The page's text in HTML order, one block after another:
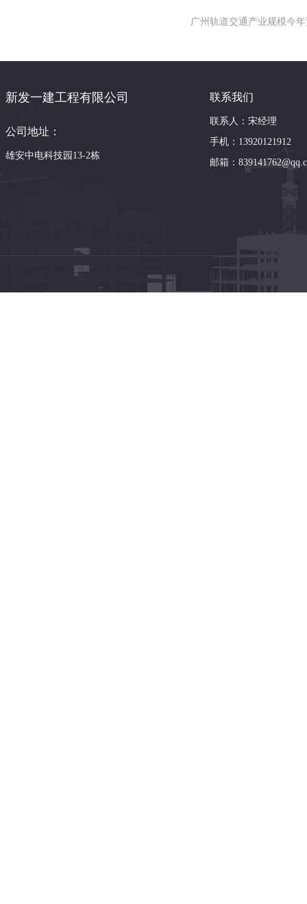
广州轨道交通产业规模今
新发一建工程有限公司
公司地址：
雄安中电科技园13-2栋
联系我们
联系人：宋经理
手机：13920121912
邮箱：